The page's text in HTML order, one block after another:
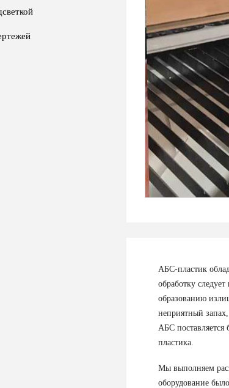
АБС-пластик
обработку
образованию
неприятный
АБС поставляется
пластика.
Мы выполняем
оборудование